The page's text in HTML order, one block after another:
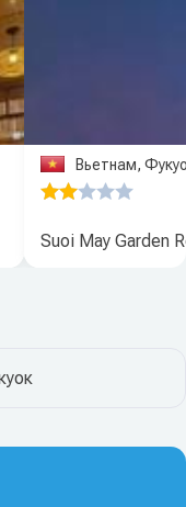
Вьетнам,
Suoi May Garden